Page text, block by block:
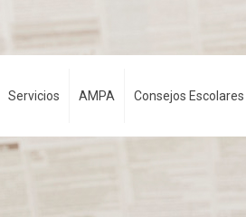
Servicios AMPA Consejos Escolares